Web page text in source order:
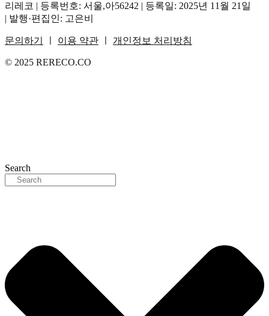
리레코 | 등록번호: 서울,아56242 | 등록일: 2025년 11월 21일
| 발행·편집인: 고은비
문의하기 이용 약관 개인정보 처리방침
© 2025 RERECO.CO
Search